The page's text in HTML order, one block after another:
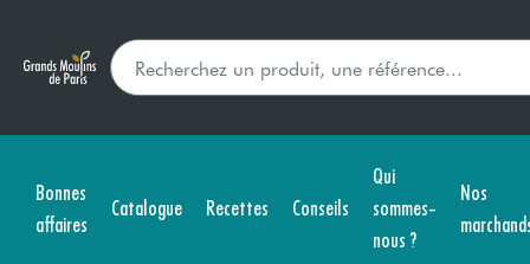
Bonnes
affaires
Catalogue Recettes Conseils
Qui
sommes-
nous ?
Nos